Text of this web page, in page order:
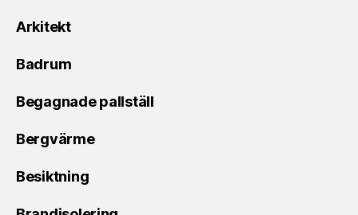
Arkitekt
Badrum
Begagnade pallställ
Bergvärme
Besiktning